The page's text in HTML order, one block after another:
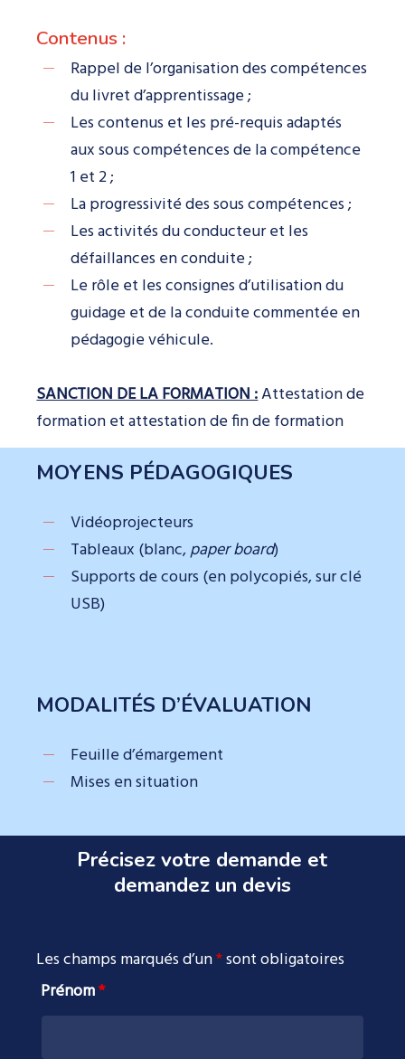
Contenus :
Rappel de l’organisation des compétences
du livret d’apprentissage ;
Les contenus et les pré-requis adaptés
aux sous compétences de la compétence
1 et 2 ;
La progressivité des sous compétences ;
Les activités du conducteur et les
défaillances en conduite ;
Le rôle et les consignes d’utilisation du
guidage et de la conduite commentée en
pédagogie véhicule.
SANCTION DE LA FORMATION :Attestation de
formation et attestation de fin de formation
MOYENS PÉDAGOGIQUES
Vidéoprojecteurs
Tableaux (blanc,paper board)
Supports de cours (en polycopiés, sur clé
USB)
MODALITÉS D’ÉVALUATION
Feuille d’émargement
Mises en situation
Précisez votre demande et
demandez un devis
Les champs marqués d’un*sont obligatoires
Prénom*